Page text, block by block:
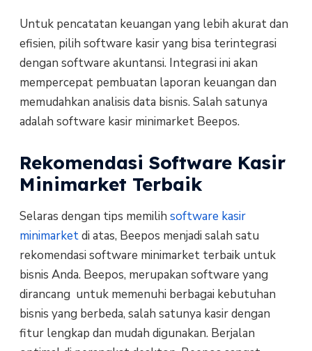
Untuk pencatatan keuangan yang lebih akurat dan
efisien, pilih software kasir yang bisa terintegrasi
dengan software akuntansi. Integrasi ini akan
mempercepat pembuatan laporan keuangan dan
memudahkan analisis data bisnis. Salah satunya
adalah software kasir minimarket Beepos.
Rekomendasi Software Kasir
Minimarket Terbaik
Selaras dengan tips memilih software kasir
minimarketdi atas, Beepos menjadi salah satu
rekomendasi software minimarket terbaik untuk
bisnis Anda. Beepos, merupakan software yang
dirancang untuk memenuhi berbagai kebutuhan
bisnis yang berbeda, salah satunya kasir dengan
fitur lengkap dan mudah digunakan. Berjalan